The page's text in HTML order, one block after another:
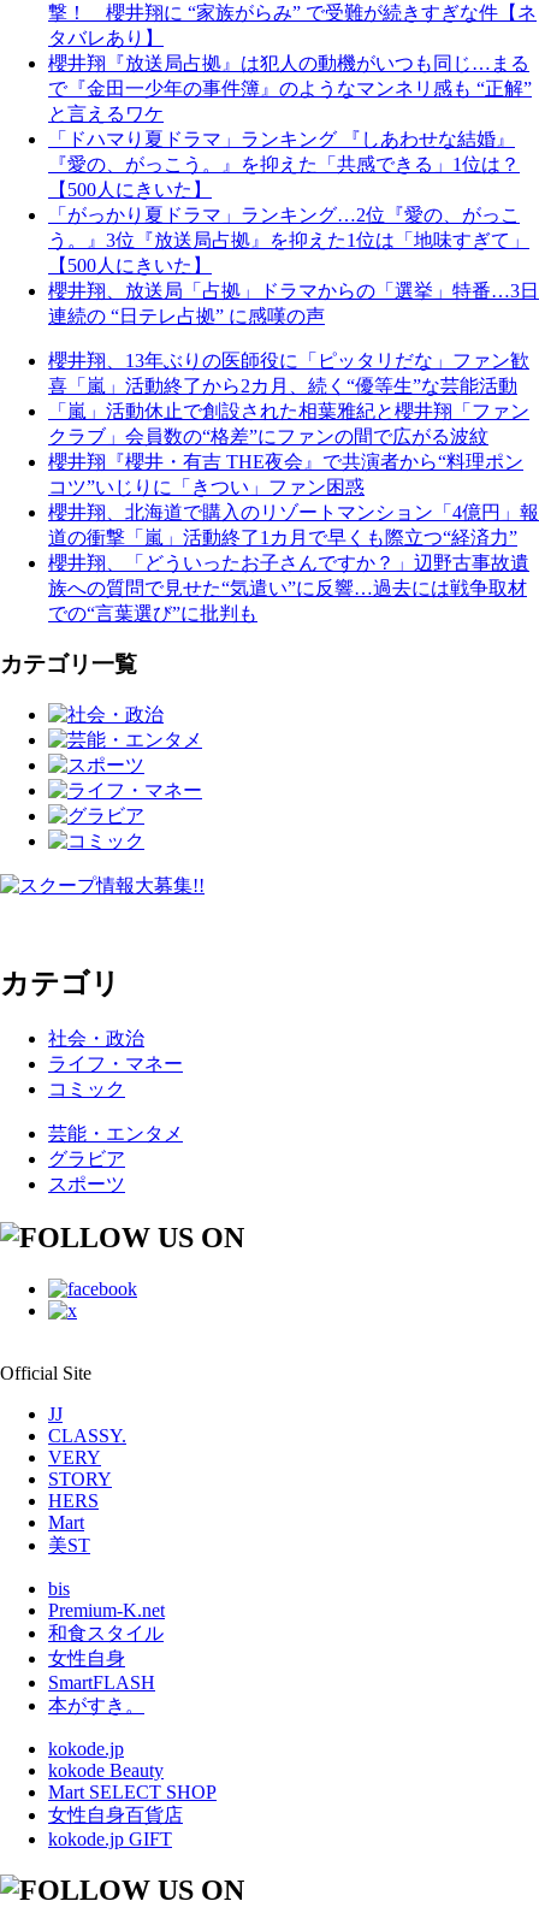
撃！ 櫻井翔に “家族がらみ” で受難が続きすぎな件【ネ
タバレあり】
櫻井翔『放送局占拠』は犯人の動機がいつも同じ…まる
で『金田一少年の事件簿』のようなマンネリ感も “正解”
と言えるワケ
「ドハマり夏ドラマ」ランキング 『しあわせな結婚』
『愛の、がっこう。』を抑えた「共感できる」1位は？
【500人にきいた】
「がっかり夏ドラマ」ランキング…2位『愛の、がっこ
う。』3位『放送局占拠』を抑えた1位は「地味すぎて」
【500人にきいた】
櫻井翔、放送局「占拠」ドラマからの「選挙」特番…3日
連続の “日テレ占拠” に感嘆の声
櫻井翔、13年ぶりの医師役に「ピッタリだな」ファン歓
喜「嵐」活動終了から2カ月、続く“優等生”な芸能活動
「嵐」活動休止で創設された相葉雅紀と櫻井翔「ファン
クラブ」会員数の“格差”にファンの間で広がる波紋
櫻井翔『櫻井・有吉 THE夜会』で共演者から“料理ポン
コツ”いじりに「きつい」ファン困惑
櫻井翔、北海道で購入のリゾートマンション「4億円」報
道の衝撃「嵐」活動終了1カ月で早くも際立つ“経済力”
櫻井翔、「どういったお子さんですか？」辺野古事故遺
族への質問で見せた“気遣い”に反響…過去には戦争取材
での“言葉選び”に批判も
カテゴリ一覧
カテゴリ
社会・政治
ライフ・マネー
コミック
芸能・エンタメ
グラビア
スポーツ
Official Site
JJ
CLASSY.
VERY
STORY
HERS
Mart
美ST
bis
Premium-K.net
和食スタイル
女性自身
SmartFLASH
本がすき。
kokode.jp
kokode Beauty
Mart SELECT SHOP
女性自身百貨店
kokode.jp GIFT